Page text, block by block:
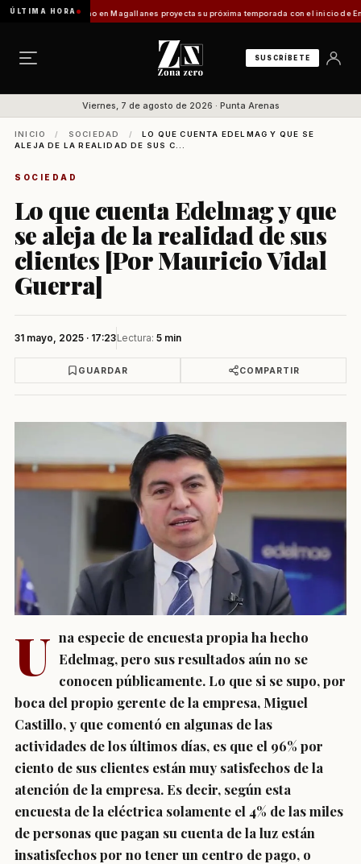
ÚLTIMA HORA
Turismo en Magallanes proyecta su próxima temporada con el inicio de Enprotur
SUSCRÍBETE
Viernes, 7 de agosto de 2026 · Punta Arenas
INICIO / SOCIEDAD /
LO QUE CUENTA EDELMAG Y QUE SE
ALEJA DE LA REALIDAD DE SUS C...
SOCIEDAD
Lo que cuenta Edelmag y que
se aleja de la realidad de sus
clientes [Por Mauricio Vidal
Guerra]
31 mayo, 2025 · 17:23Lectura: 5 min
GUARDAR COMPARTIR
U na especie de encuesta propia ha hecho
Edelmag, pero sus resultados aún no se
conocen públicamente. Lo que si se supo, por
boca del propio gerente de la empresa, Miguel
Castillo, y que comentó en algunas de las
actividades de los últimos días, es que el 96% por
ciento de sus clientes están muy satisfechos de la
atención de la empresa. Es decir, según esta
encuesta de la eléctrica solamente el 4% de las miles
de personas que pagan su cuenta de la luz están
insatisfechos por no tener un centro de pago, o